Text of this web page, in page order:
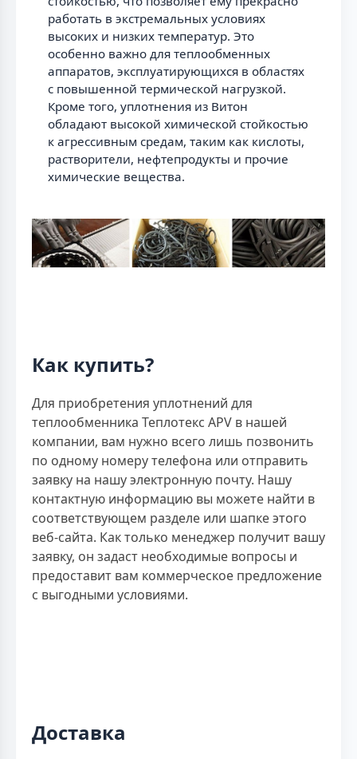
работать в экстремальных условиях
высоких и низких температур. Это
особенно важно для теплообменных
аппаратов, эксплуатирующихся в областях
с повышенной термической нагрузкой.
Кроме того, уплотнения из Витон
обладают высокой химической стойкостью
к агрессивным средам, таким как кислоты,
растворители, нефтепродукты и прочие
химические вещества.
Как купить?
Для приобретения уплотнений для
теплообменника Теплотекс APV в нашей
компании, вам нужно всего лишь позвонить
по одному номеру телефона или отправить
заявку на нашу электронную почту. Нашу
контактную информацию вы можете найти в
соответствующем разделе или шапке этого
веб-сайта. Как только менеджер получит вашу
заявку, он задаст необходимые вопросы и
предоставит вам коммерческое предложение
с выгодными условиями.
Доставка